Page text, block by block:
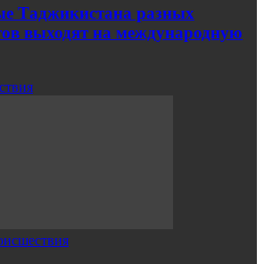
Таджикистана разных
выходят на международную